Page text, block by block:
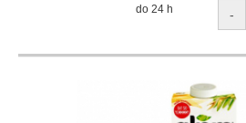
do 24 h
-